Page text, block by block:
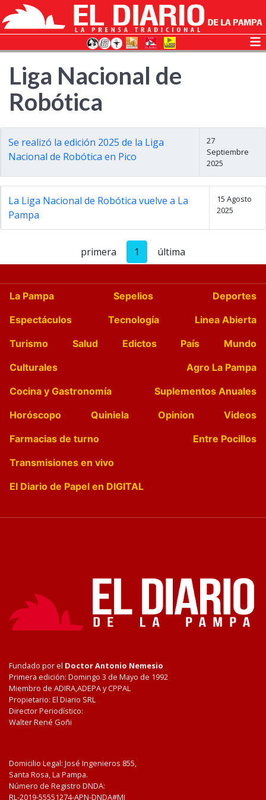
Liga Nacional de
Robótica
Se realizó la edición 2025 de la Liga
Nacional de Robótica en Pico
27
Septiembre
2025
La Liga Nacional de Robótica vuelve a La
Pampa
15 Agosto
2025
primera 1 última
La Pampa Sepelios
Deportes
Espectáculos
Tecnología
Linea Abierta
Turismo
Salud Edictos País
Mundo
Culturales
Agro La Pampa
Cocina y Gastronomía
Suplementos Anuales
Horóscopo
Quiniela Opinion
Videos
Farmacias de turno
Entre Pocillos
Transmisiones en vivo
El Diario de Papel en DIGITAL
Fundado por el Doctor Antonio Nemesio
Primera edición: Domingo 3 de Mayo de 1992
Miembro de ADIRA,ADEPA y CPPAL
Propietario: El Diario SRL
Director Periodístico:
Walter René Goñi
Domicilio Legal: José Ingenieros 855,
Santa Rosa, La Pampa.
Número de Registro DNDA:
RL-2019-55551274-APN-DNDA#MJ